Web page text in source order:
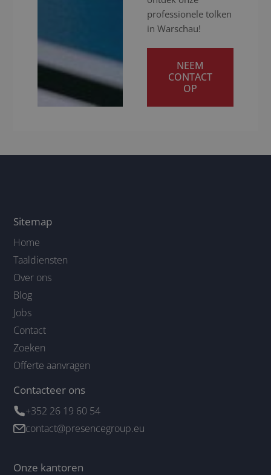
professionele tolken
in Warschau!
NEEM
CONTACT
OP
Sitemap
Home
Taaldiensten
Over ons
Blog
Jobs
Contact
Zoeken
Offerte aanvragen
Contacteer ons
+352 26 19 60 54
contact@presencegroup.eu
Onze kantoren